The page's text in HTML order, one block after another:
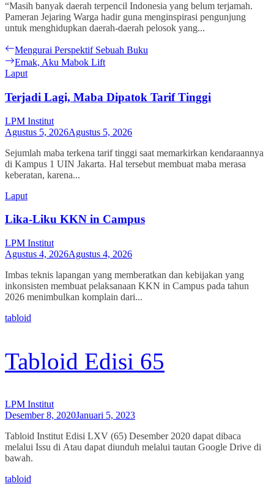
“Masih banyak daerah terpencil Indonesia yang belum terjamah.
Pameran Jejaring Warga hadir guna menginspirasi pengunjung
untuk menghidupkan daerah-daerah pelosok yang...
Navigasi
pos
Previous
post:
Mengurai Perspektif Sebuah Buku
Next
post:
Emak, Aku Mabok Lift
Laput
Terjadi Lagi, Maba Dipatok Tarif Tinggi
LPM Institut
Agustus 5, 2026Agustus 5, 2026
Sejumlah maba terkena tarif tinggi saat memarkirkan kendaraannya
di Kampus 1 UIN Jakarta. Hal tersebut membuat maba merasa
keberatan, karena...
Laput
Lika-Liku KKN in Campus
LPM Institut
Agustus 4, 2026Agustus 4, 2026
Imbas teknis lapangan yang memberatkan dan kebijakan yang
inkonsisten membuat pelaksanaan KKN in Campus pada tahun
2026 menimbulkan komplain dari...
tabloid
Tabloid Edisi 65
LPM Institut
Desember 8, 2020Januari 5, 2023
Tabloid Institut Edisi LXV (65) Desember 2020 dapat dibaca
melalui Issu di Atau dapat diunduh melalui tautan Google Drive di
bawah.
tabloid